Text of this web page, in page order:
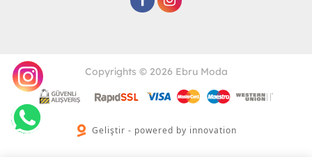
Copyrights © 2026 Ebru Moda
Geliştir - powered by innovation